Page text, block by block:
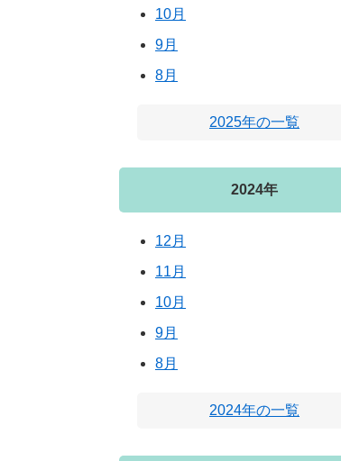
10月
9月
8月
2025年の一覧
2024年
12月
11月
10月
9月
8月
2024年の一覧